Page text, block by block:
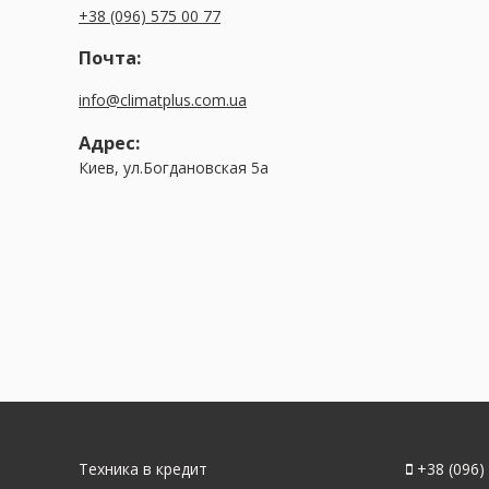
+38 (096) 575 00 77
Почта:
info@climatplus.com.ua
Адрес:
Киев, ул.Богдановская 5а
Техника в кредит +38